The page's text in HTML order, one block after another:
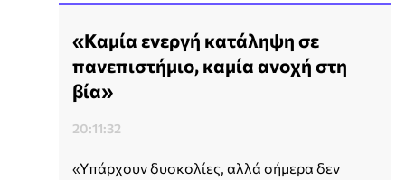
«Καμία ενεργή κατάληψη σε
πανεπιστήμιο, καμία ανοχή στη
βία»
20:11:32
«Υπάρχουν δυσκολίες, αλλά σήμερα δεν